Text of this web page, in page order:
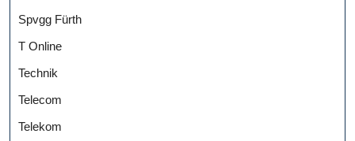
Spvgg Fürth
T Online
Technik
Telecom
Telekom